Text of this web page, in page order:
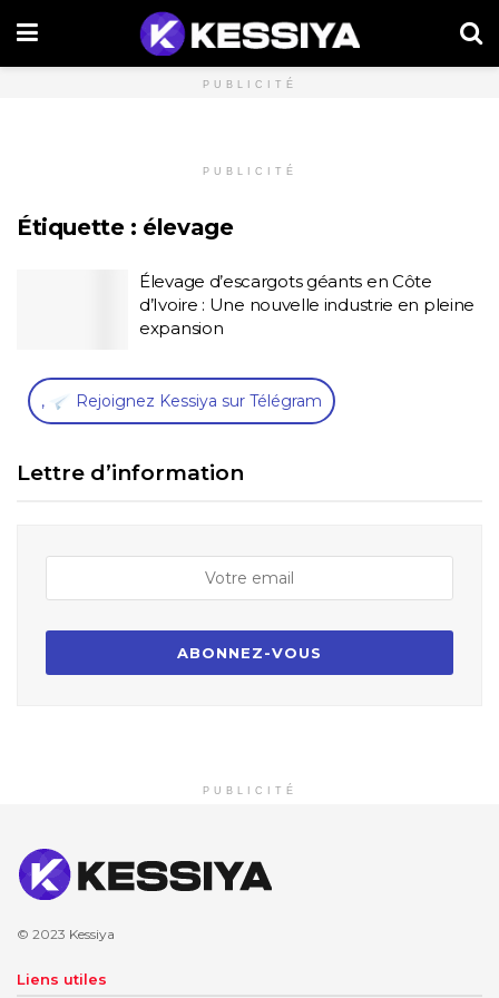
PUBLICITÉ
PUBLICITÉ
Étiquette : élevage
Élevage d’escargots géants en Côte
d’Ivoire : Une nouvelle industrie en pleine
expansion
, Rejoignez Kessiya sur Télégram
Lettre d’information
PUBLICITÉ
© 2023 Kessiya
Liens utiles